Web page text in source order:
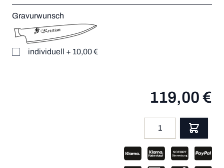
Gravurwunsch
individuell + 10,00 €
119,00 €